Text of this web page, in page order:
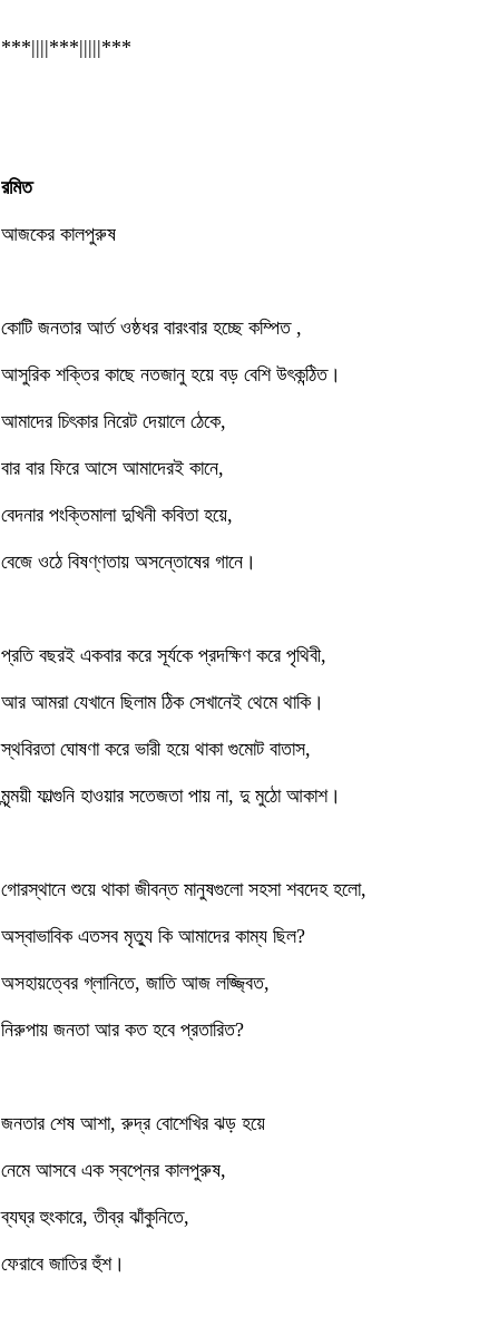
***||||***|||||***
রমিত
আজকের কালপুরুষ
কোটি জনতার আর্ত ওষ্ঠধর বারংবার হচ্ছে কম্পিত ,
আসুরিক শক্তির কাছে নতজানু হয়ে বড় বেশি উৎকন্ঠিত।
আমাদের চিৎকার নিরেট দেয়ালে ঠেকে,
বার বার ফিরে আসে আমাদেরই কানে,
বেদনার পংক্তিমালা দুখিনী কবিতা হয়ে,
বেজে ওঠে বিষণ্ণতায় অসন্তোষের গানে।
প্রতি বছরই একবার করে সূর্যকে প্রদক্ষিণ করে পৃথিবী,
আর আমরা যেখানে ছিলাম ঠিক সেখানেই থেমে থাকি।
স্থবিরতা ঘোষণা করে ভারী হয়ে থাকা গুমোট বাতাস,
মৃন্ময়ী ফাল্গুনি হাওয়ার সতেজতা পায় না, দু মুঠো আকাশ।
গোরস্থানে শুয়ে থাকা জীবন্ত মানুষগুলো সহসা শবদেহ হলো,
অস্বাভাবিক এতসব মৃত্যু কি আমাদের কাম্য ছিল?
অসহায়ত্বের গ্লানিতে, জাতি আজ লজ্জ্বিত,
নিরুপায় জনতা আর কত হবে প্রতারিত?
জনতার শেষ আশা, রুদ্র বোশেখির ঝড় হয়ে
নেমে আসবে এক স্বপ্নের কালপুরুষ,
ব্যঘ্র হুংকারে, তীব্র ঝাঁকুনিতে,
ফেরাবে জাতির হুঁশ।